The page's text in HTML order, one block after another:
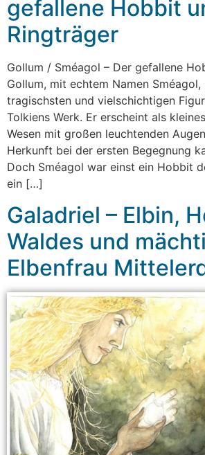
gefallene Hobbit
Ringträger
Gollum / Sméagol – Der gefallene
Gollum, mit echtem Namen
tragischsten und vielschichtigen
Tolkiens Werk. Er erscheint als
Wesen mit großen leuchtenden
Herkunft bei der ersten Begegnung
Doch Sméagol war einst ein Hobbit
ein […]
Galadriel – Elbin,
Waldes und
Elbenfrau